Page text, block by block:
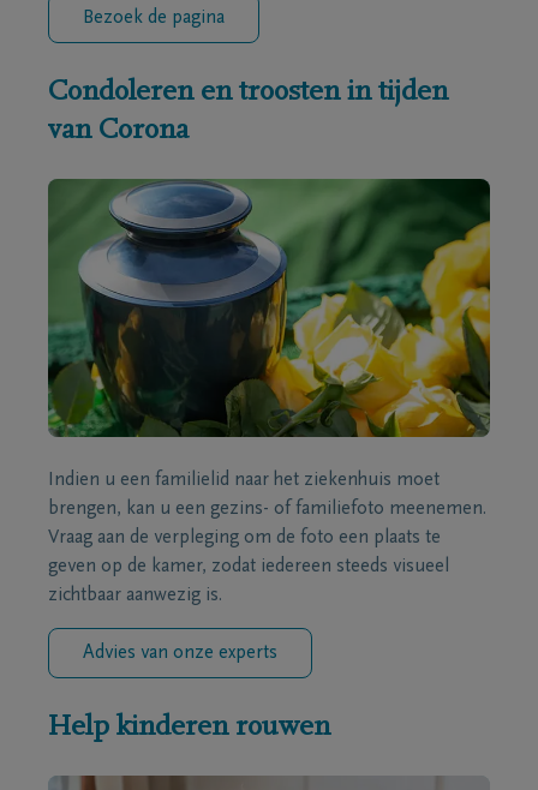
Bezoek de pagina
Condoleren en troosten in tijden
van Corona
Indien u een familielid naar het ziekenhuis moet
brengen, kan u een gezins- of familiefoto meenemen.
Vraag aan de verpleging om de foto een plaats te
geven op de kamer, zodat iedereen steeds visueel
zichtbaar aanwezig is.
Advies van onze experts
Help kinderen rouwen